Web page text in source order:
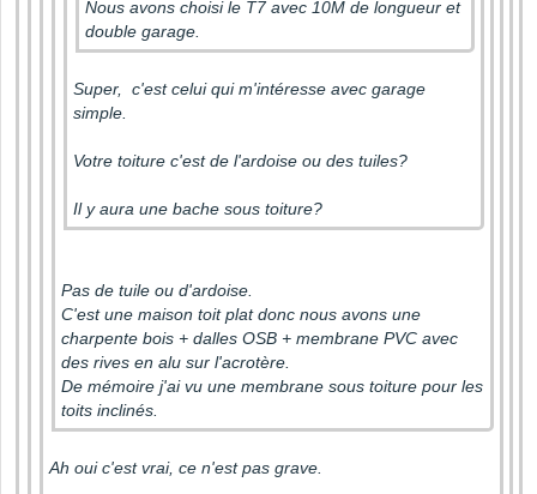
Nous avons choisi le T7 avec 10M de longueur et
double garage.
Super, c'est celui qui m'intéresse avec garage
simple.
Votre toiture c'est de l'ardoise ou des tuiles?
Il y aura une bache sous toiture?
Pas de tuile ou d'ardoise.
C'est une maison toit plat donc nous avons une
charpente bois + dalles OSB + membrane PVC avec
des rives en alu sur l'acrotère.
De mémoire j'ai vu une membrane sous toiture pour les
toits inclinés.
Ah oui c'est vrai, ce n'est pas grave.